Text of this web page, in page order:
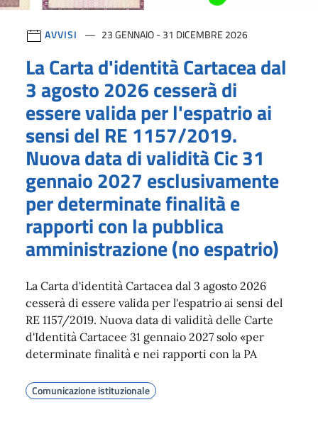
AVVISI 23 GENNAIO - 31 DICEMBRE 2026
La Carta d'identità Cartacea dal
3 agosto 2026 cesserà di
essere valida per l'espatrio ai
sensi del RE 1157/2019.
Nuova data di validità Cic 31
gennaio 2027 esclusivamente
per determinate finalità e
rapporti con la pubblica
amministrazione (no espatrio)
La Carta d'identità Cartacea dal 3 agosto 2026
cesserà di essere valida per l'espatrio ai sensi del
RE 1157/2019. Nuova data di validità delle Carte
d'Identità Cartacee 31 gennaio 2027 solo «per
determinate finalità e nei rapporti con la PA
Comunicazione istituzionale